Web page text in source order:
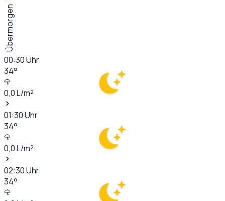
Übermorgen
00:30Uhr
34°
0,0L/m²
01:30Uhr
34°
0,0L/m²
02:30Uhr
34°